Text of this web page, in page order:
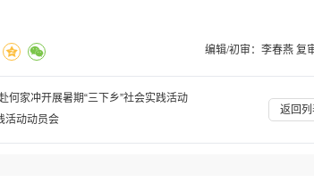
编辑/初审：李春燕 复
何家冲开展暑期“三下乡”社会实践活动
活动动员会
返回列